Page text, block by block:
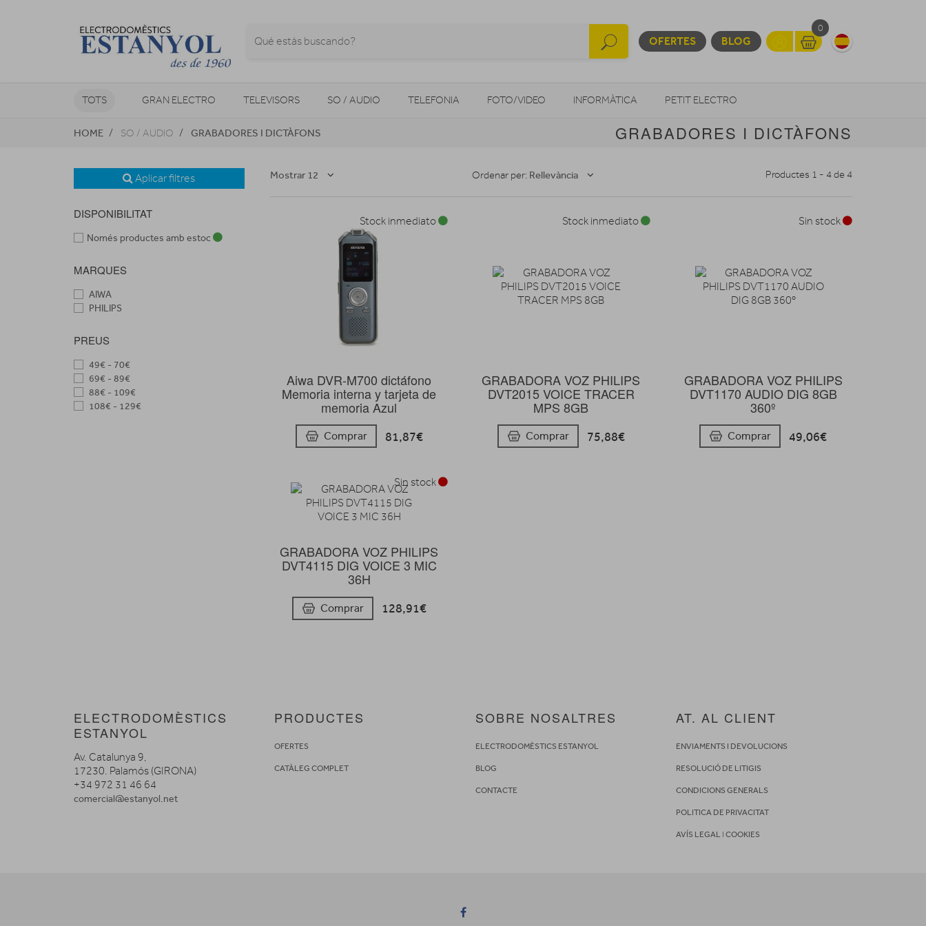
OFERTES BLOG
0
TOTS GRAN ELECTRO TELEVISORS SO / AUDIO TELEFONIA FOTO/VIDEO INFORMÀTICA PETIT ELECTRO
CLIMATITZACIÓ I CALEFACCIÓ MOBILITAT URBANA OTROS
HOME SO / AUDIO GRABADORES I DICTÀFONS GRABADORES I DICTÀFONS
Aplicar filtres
DISPONIBILITAT
Només productes amb estoc
MARQUES
AIWA
PHILIPS
PREUS
49€ - 70€
69€ - 89€
88€ - 109€
108€ - 129€
Mostrar 12 Ordenar per: Rellevància Productes 1 - 4 de 4
Aiwa DVR-M700 dictáfono
Memoria interna y tarjeta de
memoria Azul
Comprar 81,87€
Stock inmediato
GRABADORA VOZ PHILIPS
DVT2015 VOICE TRACER
MPS 8GB
Comprar 75,88€
Stock inmediato
GRABADORA VOZ PHILIPS
DVT1170 AUDIO DIG 8GB
360º
Comprar 49,06€
Sin stock
GRABADORA VOZ PHILIPS
DVT4115 DIG VOICE 3 MIC
36H
Comprar 128,91€
Sin stock
ELECTRODOMÈSTICS
ESTANYOL
Av. Catalunya 9,
17230. Palamós (GIRONA)
+34 972 31 46 64
comercial@estanyol.net
PRODUCTES
OFERTES
CATÀLEG COMPLET
SOBRE NOSALTRES
ELECTRODOMÈSTICS ESTANYOL
BLOG
CONTACTE
AT. AL CLIENT
ENVIAMENTS I DEVOLUCIONS
RESOLUCIÓ DE LITIGIS
CONDICIONS GENERALS
POLITICA DE PRIVACITAT
AVÍS LEGAL I COOKIES